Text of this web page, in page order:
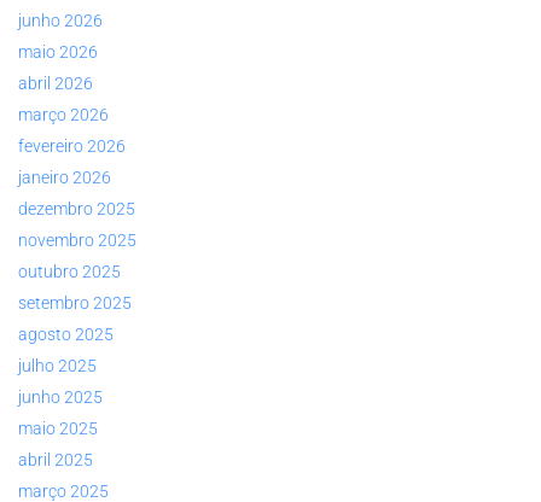
junho 2026
maio 2026
abril 2026
março 2026
fevereiro 2026
janeiro 2026
dezembro 2025
novembro 2025
outubro 2025
setembro 2025
agosto 2025
julho 2025
junho 2025
maio 2025
abril 2025
março 2025